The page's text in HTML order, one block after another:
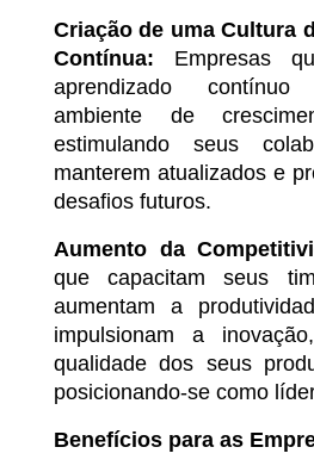
Criação de uma Cultura
Contínua: Empresas
aprendizado
ambiente de
estimulando seus
manterem atualizados e
desafios futuros.
Aumento da
que capacitam seus
aumentam a
impulsionam a
qualidade dos seus
posicionando-se como
Benefícios para as